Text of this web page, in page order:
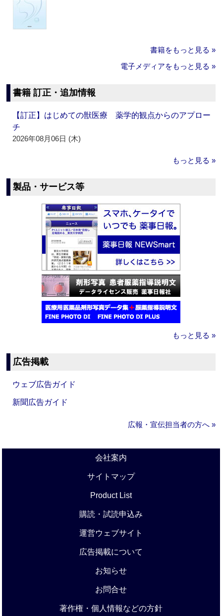
書籍をもっと見る »
電子メディアをもっと見る »
書籍 訂正・追加情報
【訂正】はじめての獣医療 薬学的観点からのアプロー
チ
2026年08月06日 (木)
もっと見る »
製品・サービス等
もっと見る »
広告掲載
ウェブ広告ガイド
新聞広告ガイド
広報・宣伝担当者の方へ »
会社案内
サイトマップ
Product List
購読・試読申込み
運営ウェブサイト
広告掲載について
お知らせ
お問合せ
著作権・個人情報などの方針